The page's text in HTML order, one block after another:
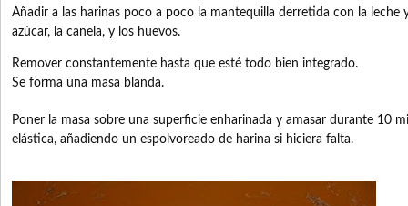
Añadir a las harinas poco a poco la mantequilla derretida con la leche
azúcar, la canela, y los huevos.
Remover constantemente hasta que esté todo bien integrado.
Se forma una masa blanda.
Poner la masa sobre una superficie enharinada y amasar durante 10
elástica, añadiendo un espolvoreado de harina si hiciera falta.